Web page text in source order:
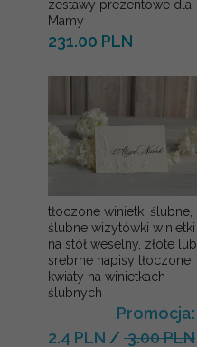
zestawy prezentowe dla
Mamy
231.00 PLN
tłoczone winietki ślubne,
ślubne wizytówki winietki
na stół weselny, złote lub
srebrne napisy tłoczone
kwiaty na winietkach
ślubnych
Promocja:
2.4 PLN / 3.00 PLN